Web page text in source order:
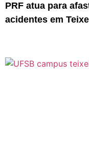
PRF atua para
acidentes em